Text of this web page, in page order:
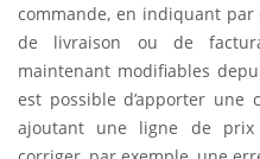
commande, en indiquant par
de livraison ou de
maintenant modifiables
est possible d’apporter une
ajoutant une ligne de